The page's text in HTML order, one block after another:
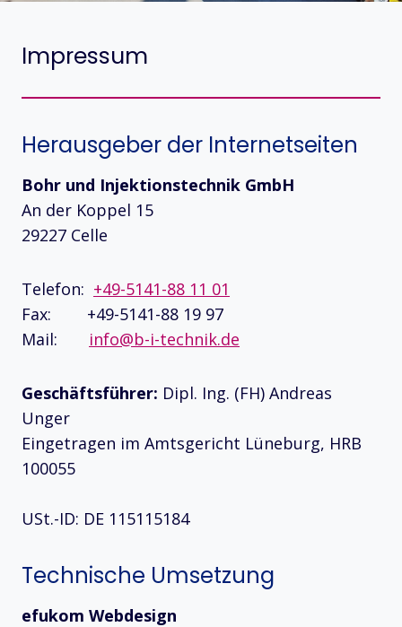
Impressum
Herausgeber der Internetseiten
Bohr und Injektionstechnik GmbH
An der Koppel 15
29227 Celle
Telefon: +49-5141-88 11 01
Fax: +49-5141-88 19 97
Mail: info@b-i-technik.de
Geschäftsführer: Dipl. Ing. (FH) Andreas
Unger
Eingetragen im Amtsgericht Lüneburg, HRB
100055
USt.-ID: DE 115115184
Technische Umsetzung
efukom Webdesign